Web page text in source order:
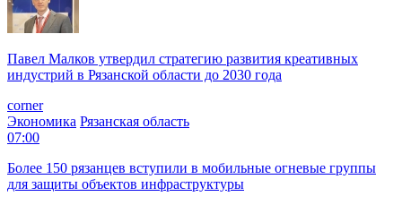
Павел Малков утвердил стратегию развития креативных
индустрий в Рязанской области до 2030 года
corner
Экономика Рязанская область
07:00
Более 150 рязанцев вступили в мобильные огневые группы
для защиты объектов инфраструктуры